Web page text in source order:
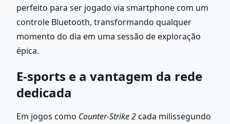
perfeito para ser jogado via smartphone com um
controle Bluetooth, transformando qualquer
momento do dia em uma sessão de exploração
épica.
E-sports e a vantagem da rede
dedicada
Em jogos como Counter-Strike 2 cada milissegundo